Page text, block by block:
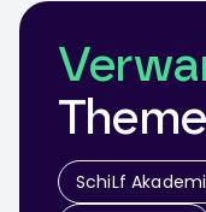
SchiLf